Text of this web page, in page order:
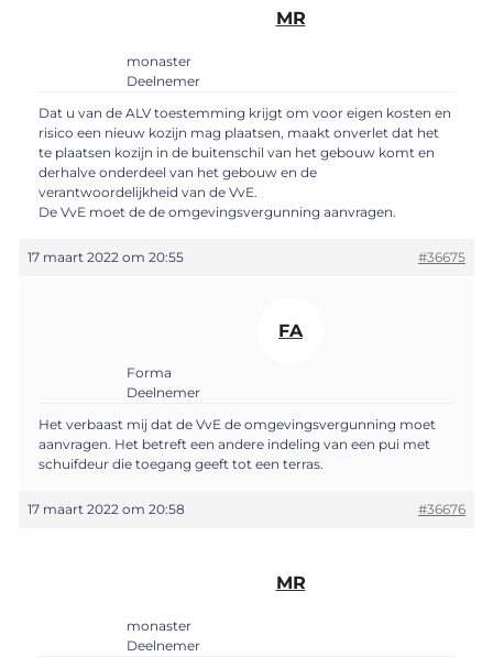
MR
monaster
Deelnemer
Dat u van de ALV toestemming krijgt om voor eigen kosten en
risico een nieuw kozijn mag plaatsen, maakt onverlet dat het
te plaatsen kozijn in de buitenschil van het gebouw komt en
derhalve onderdeel van het gebouw en de
verantwoordelijkheid van de VvE.
De VvE moet de de omgevingsvergunning aanvragen.
17 maart 2022 om 20:55 #36675
FA
Forma
Deelnemer
Het verbaast mij dat de VvE de omgevingsvergunning moet
aanvragen. Het betreft een andere indeling van een pui met
schuifdeur die toegang geeft tot een terras.
17 maart 2022 om 20:58 #36676
MR
monaster
Deelnemer